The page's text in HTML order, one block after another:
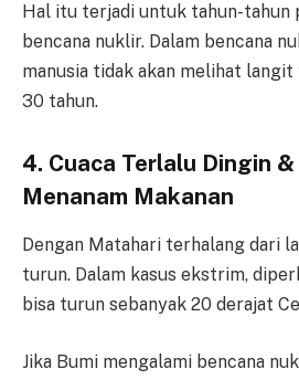
Hal itu terjadi untuk tahun-tahun
bencana nuklir. Dalam bencana
manusia tidak akan melihat langit
30 tahun.
4. Cuaca Terlalu Dingin
Menanam Makanan
Dengan Matahari terhalang dari
turun. Dalam kasus ekstrim,
bisa turun sebanyak 20 derajat
Jika Bumi mengalami bencana